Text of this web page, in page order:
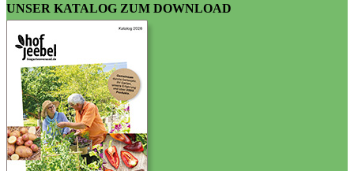
UNSER KATALOG ZUM DOWNLOAD